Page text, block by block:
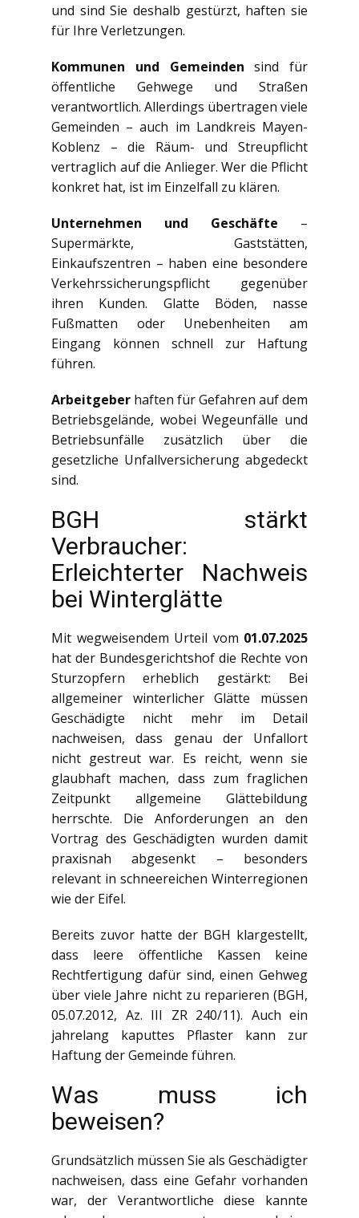
und sind Sie deshalb gestürzt, haften sie
für Ihre Verletzungen.
Kommunen und Gemeinden sind für
öffentliche Gehwege und Straßen
verantwortlich. Allerdings übertragen viele
Gemeinden – auch im Landkreis Mayen-
Koblenz – die Räum- und Streupflicht
vertraglich auf die Anlieger. Wer die Pflicht
konkret hat, ist im Einzelfall zu klären.
Unternehmen und Geschäfte –
Supermärkte, Gaststätten,
Einkaufszentren – haben eine besondere
Verkehrssicherungspflicht gegenüber
ihren Kunden. Glatte Böden, nasse
Fußmatten oder Unebenheiten am
Eingang können schnell zur Haftung
führen.
Arbeitgeber haften für Gefahren auf dem
Betriebsgelände, wobei Wegeunfälle und
Betriebsunfälle zusätzlich über die
gesetzliche Unfallversicherung abgedeckt
sind.
BGH stärkt
Verbraucher:
Erleichterter Nachweis
bei Winterglätte
Mit wegweisendem Urteil vom 01.07.2025
hat der Bundesgerichtshof die Rechte von
Sturzopfern erheblich gestärkt: Bei
allgemeiner winterlicher Glätte müssen
Geschädigte nicht mehr im Detail
nachweisen, dass genau der Unfallort
nicht gestreut war. Es reicht, wenn sie
glaubhaft machen, dass zum fraglichen
Zeitpunkt allgemeine Glättebildung
herrschte. Die Anforderungen an den
Vortrag des Geschädigten wurden damit
praxisnah abgesenkt – besonders
relevant in schneereichen Winterregionen
wie der Eifel.
Bereits zuvor hatte der BGH klargestellt,
dass leere öffentliche Kassen keine
Rechtfertigung dafür sind, einen Gehweg
über viele Jahre nicht zu reparieren (BGH,
05.07.2012, Az. III ZR 240/11). Auch ein
jahrelang kaputtes Pflaster kann zur
Haftung der Gemeinde führen.
Was muss ich
beweisen?
Grundsätzlich müssen Sie als Geschädigter
nachweisen, dass eine Gefahr vorhanden
war, der Verantwortliche diese kannte